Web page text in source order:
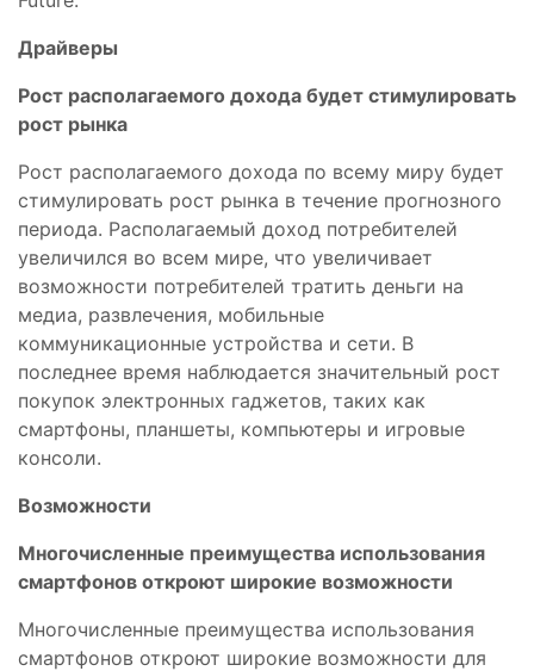
Драйверы
Рост располагаемого дохода будет стимулировать
рост рынка
Рост располагаемого дохода по всему миру будет
стимулировать рост рынка в течение прогнозного
периода. Располагаемый доход потребителей
увеличился во всем мире, что увеличивает
возможности потребителей тратить деньги на
медиа, развлечения, мобильные
коммуникационные устройства и сети. В
последнее время наблюдается значительный рост
покупок электронных гаджетов, таких как
смартфоны, планшеты, компьютеры и игровые
консоли.
Возможности
Многочисленные преимущества использования
смартфонов откроют широкие возможности
Многочисленные преимущества использования
смартфонов откроют широкие возможности для